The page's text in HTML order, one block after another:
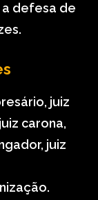
defesa de
juiz
carona,
juiz